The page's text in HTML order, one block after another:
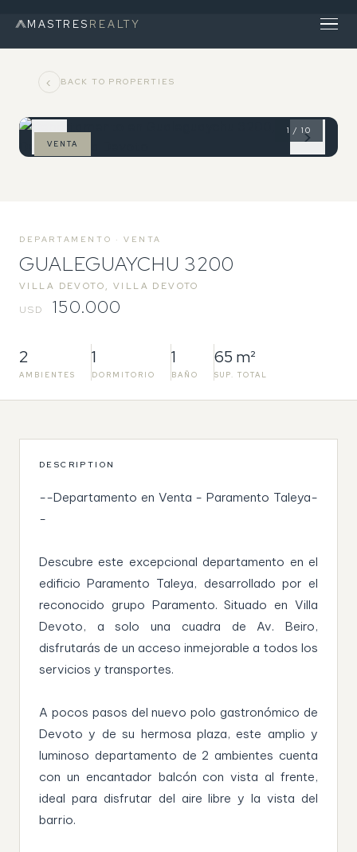
MASTRES REALTY
‹ BACK TO PROPERTIES
‹ ›
VENTA
1 / 10
DEPARTAMENTO · VENTA
GUALEGUAYCHU 3200
VILLA DEVOTO, VILLA DEVOTO
USD 150.000
2
AMBIENTES
1
DORMITORIO
1
BAÑO
65 m²
SUP. TOTAL
DESCRIPTION
--Departamento en Venta - Paramento Taleya-
-
Descubre este excepcional departamento en el
edificio Paramento Taleya, desarrollado por el
reconocido grupo Paramento. Situado en Villa
Devoto, a solo una cuadra de Av. Beiro,
disfrutarás de un acceso inmejorable a todos los
servicios y transportes.
A pocos pasos del nuevo polo gastronómico de
Devoto y de su hermosa plaza, este amplio y
luminoso departamento de 2 ambientes cuenta
con un encantador balcón con vista al frente,
ideal para disfrutar del aire libre y la vista del
barrio.